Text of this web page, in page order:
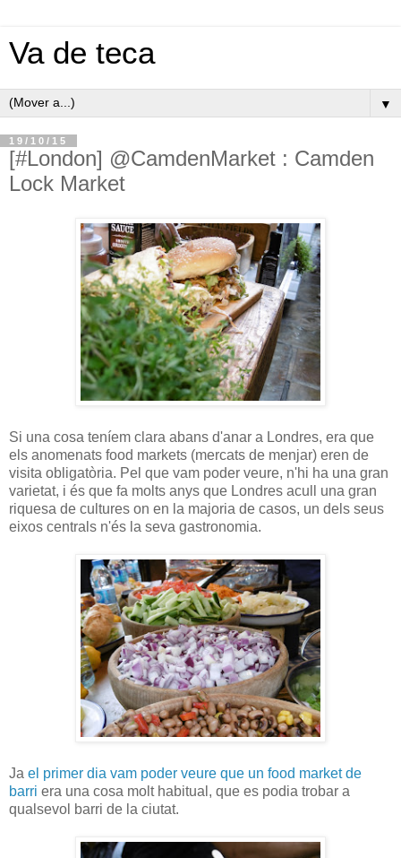
Va de teca
▼
19/10/15
[#London] @CamdenMarket : Camden
Lock Market
Si una cosa teníem clara abans d'anar a Londres, era que
els anomenats food markets (mercats de menjar) eren de
visita obligatòria. Pel que vam poder veure, n'hi ha una gran
varietat, i és que fa molts anys que Londres acull una gran
riquesa de cultures on en la majoria de casos, un dels seus
eixos centrals n'és la seva gastronomia.
Ja el primer dia vam poder veure que un food market de
barri era una cosa molt habitual, que es podia trobar a
qualsevol barri de la ciutat.